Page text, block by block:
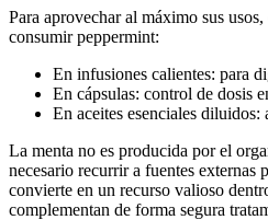
Para aprovechar al máximo sus usos,
consumir peppermint:
En infusiones calientes: para
En cápsulas: control de dosis
En aceites esenciales
La menta no es producida por el
necesario recurrir a fuentes externas
convierte en un recurso valioso
complementan de forma segura